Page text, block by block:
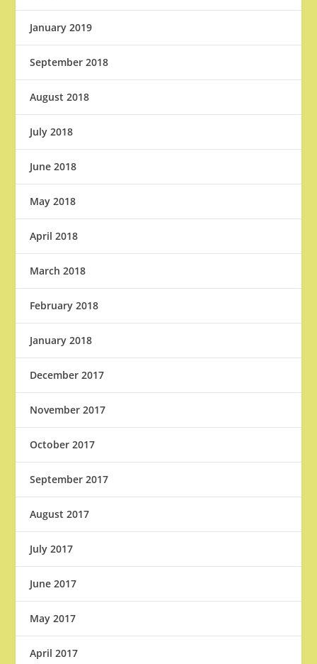
January 2019
September 2018
August 2018
July 2018
June 2018
May 2018
April 2018
March 2018
February 2018
January 2018
December 2017
November 2017
October 2017
September 2017
August 2017
July 2017
June 2017
May 2017
April 2017